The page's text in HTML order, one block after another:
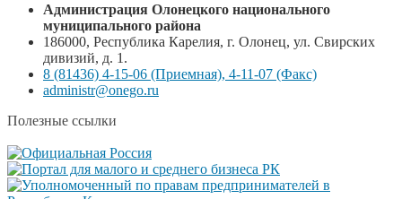
Администрация Олонецкого национального
муниципального района
186000, Республика Карелия, г. Олонец, ул. Свирских
дивизий, д. 1.
8 (81436) 4-15-06 (Приемная), 4-11-07 (Факс)
administr@onego.ru
Полезные ссылки